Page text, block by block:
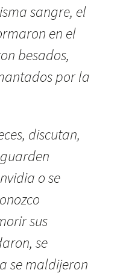
sangre, el
en el
besados,
por la
discutan,
o se
sus
se
se maldijeron